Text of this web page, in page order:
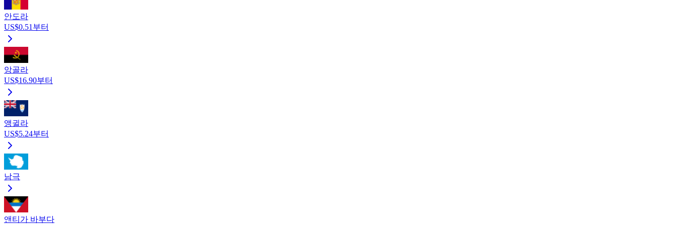
안도라
US$0.51부터
앙골라
US$16.90부터
앵귈라
US$5.24부터
남극
앤티가 바부다